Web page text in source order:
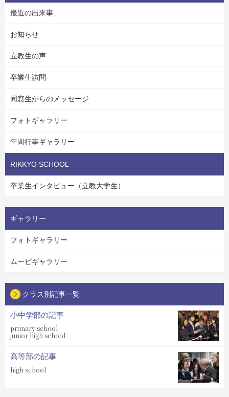
最近の出来事
お知らせ
立教生の声
卒業生訪問
同窓生からのメッセージ
フォトギャラリー
年間行事ギャラリー
RIKKYO SCHOOL
卒業生インタビュー（立教大学生）
ギャラリー
フォトギャラリー
ムービギャラリー
クラス別記事一覧
小中学部の記事
primary school
junior high school
高等部の記事
high school